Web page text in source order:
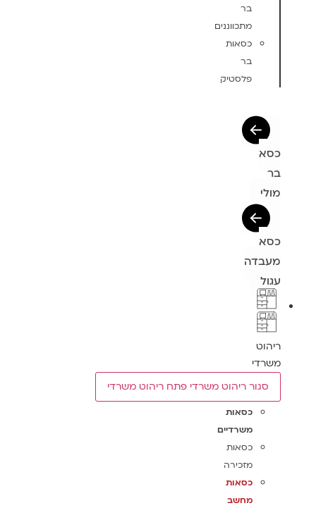
בר
מתכווננים
כסאות
בר
פלסטיק
כסא
בר
מולי
כסא
מעבדה
עגול
ריהוט
משרדי
סגור ריהוט משרדי פתח ריהוט משרדי
כסאות
משרדיים
כסאות
מזכירה
כסאות
מחשב